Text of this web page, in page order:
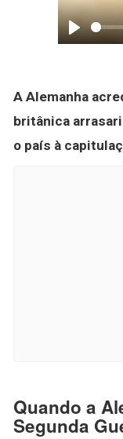
Play
A Alemanha
britânica
o país à
Quando a
Segunda